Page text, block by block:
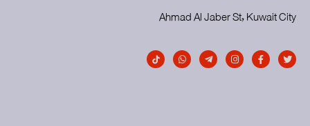
Ahmad Al Jaber St, Kuwait City